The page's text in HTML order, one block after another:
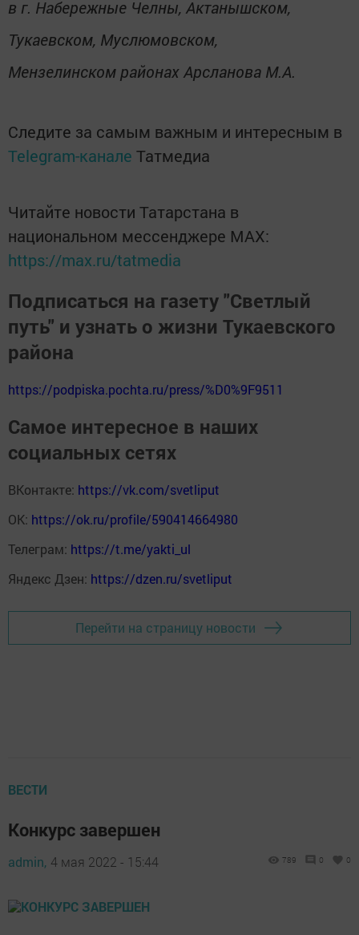
в г. Набережные Челны, Актанышском,
Тукаевском, Муслюмовском,
Мензелинском районах Арсланова М.А.
Следите за самым важным и интересным в
Telegram-канале Татмедиа
Читайте новости Татарстана в
национальном мессенджере MАХ:
https://max.ru/tatmedia
Подписаться на газету "Светлый
путь" и узнать о жизни Тукаевского
района
https://podpiska.pochta.ru/press/%D0%9F9511
Самое интересное в наших
социальных сетях
ВКонтакте: https://vk.com/svetliput
ОК: https://ok.ru/profile/590414664980
Телеграм: https://t.me/yakti_ul
Яндекс Дзен: https://dzen.ru/svetliput
Перейти на страницу новости
ВЕСТИ
Конкурс завершен
admin, 4 мая 2022 - 15:44 789 0 0